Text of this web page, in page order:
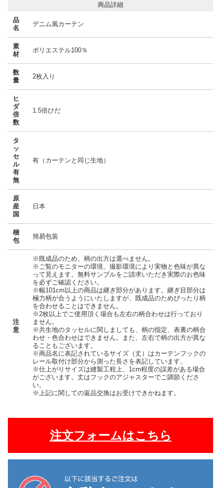
商品詳細
品
名
デニム風カーテン
素
材
ポリエステル100％
数
量
2枚入り
ヒ
ダ
倍
数
1.5倍ひだ
タ
ッ
セ
ル
有
無
有（カーテンと同じ生地）
原
産
国
日本
梱
包
簡易包装
注
意
※既成品のため、柄の出方は選べません。
※ご覧のモニターの環境、撮影環境により実物と色味が異な
って見えます。無料サンプルをご請求いただき実際のお色味
を必ずご確認ください。
※幅101cm以上の商品は継ぎ部分があります。継ぎ目部分は
極力柄が合うようにいたしますが、既成品のためぴったり柄
を合わせることはできません。
※2枚以上でご使用頂く場合も左右の柄合わせは行っており
ません。
※共生地のタッセルに関しましても、柄の指定、表裏の柄合
わせ・色合わせはできません。また、左右で柄の出方が異な
ることもございます。
※商品名に表記されているサイズ（丈）はカーテンフックの
レール取付け部分から測った長さを表記しています。
※仕上がりサイズは縫製工程上、1cm程度の誤差がある場合
がございます。丈はフックのアジャスターでご調節くださ
い。
※上記に関しての返品交換はお受けできかねます。
注文フォームはこちら